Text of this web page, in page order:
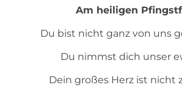
Am heiligen
Du bist nicht ganz von uns
Du nimmst dich unser
Dein großes Herz ist nicht